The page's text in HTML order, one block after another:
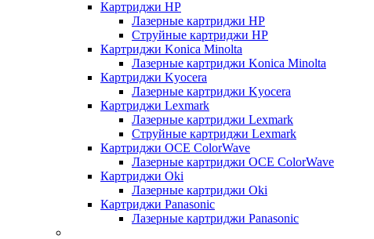
Картриджи HP
Лазерные картриджи HP
Струйные картриджи HP
Картриджи Konica Minolta
Лазерные картриджи Konica Minolta
Картриджи Kyocera
Лазерные картриджи Kyocera
Картриджи Lexmark
Лазерные картриджи Lexmark
Струйные картриджи Lexmark
Картриджи OCE ColorWave
Лазерные картриджи OCE ColorWave
Картриджи Oki
Лазерные картриджи Oki
Картриджи Panasonic
Лазерные картриджи Panasonic